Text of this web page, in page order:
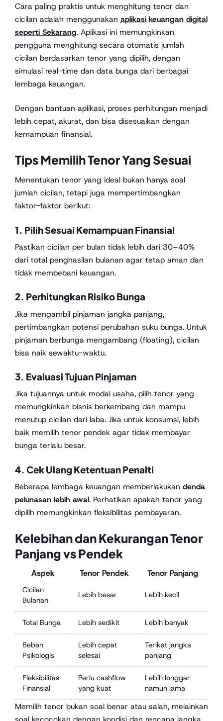
Cara paling praktis untuk menghitung tenor dan
cicilan adalah menggunakan aplikasi keuangan digital
seperti Sekarang. Aplikasi ini memungkinkan
pengguna menghitung secara otomatis jumlah
cicilan berdasarkan tenor yang dipilih, dengan
simulasi real-time dan data bunga dari berbagai
lembaga keuangan.
Dengan bantuan aplikasi, proses perhitungan menjadi
lebih cepat, akurat, dan bisa disesuaikan dengan
kemampuan finansial.
Tips Memilih Tenor Yang Sesuai
Menentukan tenor yang ideal bukan hanya soal
jumlah cicilan, tetapi juga mempertimbangkan
faktor-faktor berikut:
1. Pilih Sesuai Kemampuan Finansial
Pastikan cicilan per bulan tidak lebih dari 30–40%
dari total penghasilan bulanan agar tetap aman dan
tidak membebani keuangan.
2. Perhitungkan Risiko Bunga
Jika mengambil pinjaman jangka panjang,
pertimbangkan potensi perubahan suku bunga. Untuk
pinjaman berbunga mengambang (floating), cicilan
bisa naik sewaktu-waktu.
3. Evaluasi Tujuan Pinjaman
Jika tujuannya untuk modal usaha, pilih tenor yang
memungkinkan bisnis berkembang dan mampu
menutup cicilan dari laba. Jika untuk konsumsi, lebih
baik memilih tenor pendek agar tidak membayar
bunga terlalu besar.
4. Cek Ulang Ketentuan Penalti
Beberapa lembaga keuangan memberlakukan denda
pelunasan lebih awal. Perhatikan apakah tenor yang
dipilih memungkinkan fleksibilitas pembayaran.
Kelebihan dan Kekurangan Tenor
Panjang vs Pendek
Aspek Tenor Pendek Tenor Panjang
Cicilan
Bulanan
Lebih besar Lebih kecil
Total Bunga Lebih sedikit Lebih banyak
Beban
Psikologis
Lebih cepat
selesai
Terikat jangka
panjang
Fleksibilitas
Finansial
Perlu cashflow
yang kuat
Lebih longgar
namun lama
Memilih tenor bukan soal benar atau salah, melainkan